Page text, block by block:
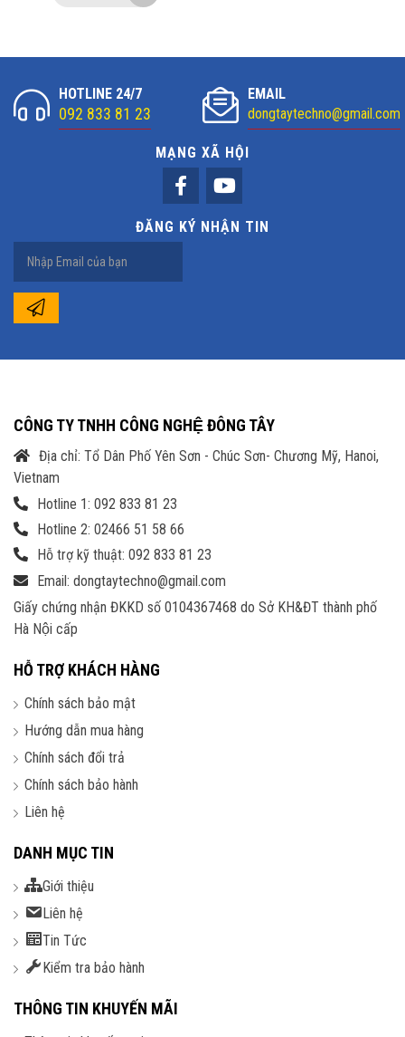
HOTLINE 24/7
092 833 81 23
EMAIL
dongtaytechno@gmail.com
MẠNG XÃ HỘI
ĐĂNG KÝ NHẬN TIN
CÔNG TY TNHH CÔNG NGHỆ ĐÔNG TÂY
Địa chỉ: Tổ Dân Phố Yên Sơn - Chúc Sơn- Chương Mỹ, Hanoi,
Vietnam
Hotline 1: 092 833 81 23
Hotline 2: 02466 51 58 66
Hỗ trợ kỹ thuật: 092 833 81 23
Email: dongtaytechno@gmail.com
Giấy chứng nhận ĐKKD số 0104367468 do Sở KH&ĐT thành phố
Hà Nội cấp
HỖ TRỢ KHÁCH HÀNG
Chính sách bảo mật
Hướng dẫn mua hàng
Chính sách đổi trả
Chính sách bảo hành
Liên hệ
DANH MỤC TIN
Giới thiệu
Liên hệ
Tin Tức
Kiểm tra bảo hành
THÔNG TIN KHUYẾN MÃI